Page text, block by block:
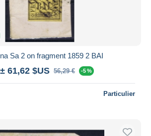
Sa 2 on fragment 1859 2 BAI
± 61,62 $US 56,29 € -5 %
Particulier